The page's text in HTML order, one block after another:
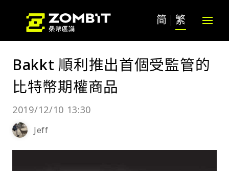
简 繁
Bakkt 順利推出首個受監管的
比特幣期權商品
2019/12/10 13:30
Jeff